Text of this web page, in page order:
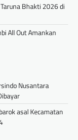
Bhakti 2026 di
All Out Amankan
Nusantara
asal Kecamatan